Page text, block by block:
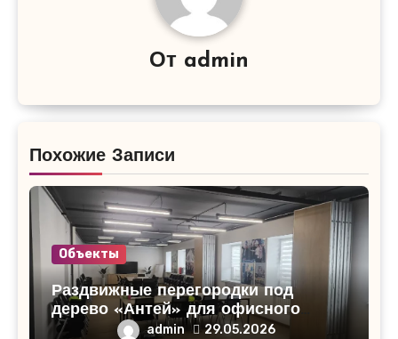
От admin
Похожие Записи
Объекты
Раздвижные перегородки под
дерево «Антей» для офисного
помещения в Кирово-Чепецке
admin 29.05.2026